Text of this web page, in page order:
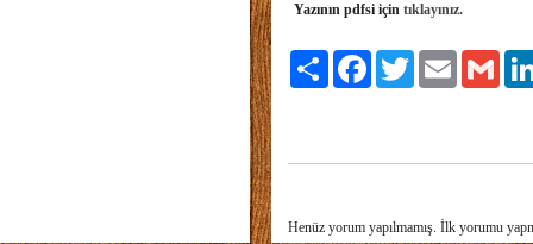
Yazının pdfsi için tıklayınız.
Paylaş FacebookTwitter Email Gmail
Henüz yorum yapılmamış. İlk yorumu